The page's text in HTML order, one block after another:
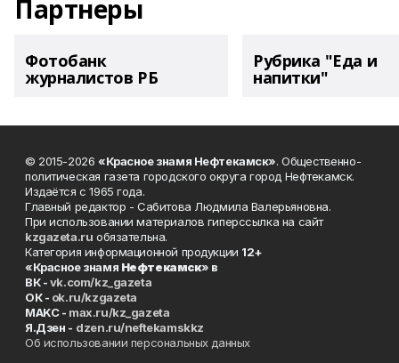
Партнеры
Фотобанк
журналистов РБ
Рубрика "Еда и
напитки"
© 2015-2026 «Красное знамя Нефтекамск». Общественно-
политическая газета городского округа город Нефтекамск.
Издаётся с 1965 года.
Главный редактор - Сабитова Людмила Валерьяновна.
При использовании материалов гиперссылка на сайт
kzgazeta.ru обязательна.
Категория информационной продукции 12+
«Красное знамя Нефтекамск» в
ВК -vk.com/kz_gazeta
ОК - ok.ru/kzgazeta
MAKC - max.ru/kz_gazeta
Я.Дзен - dzen.ru/neftekamskkz
Об использовании персональных данных